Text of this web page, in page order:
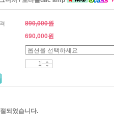
890,000원
690,000원
되었습니다.